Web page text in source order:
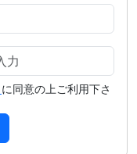
に同意の上ご利用下さ